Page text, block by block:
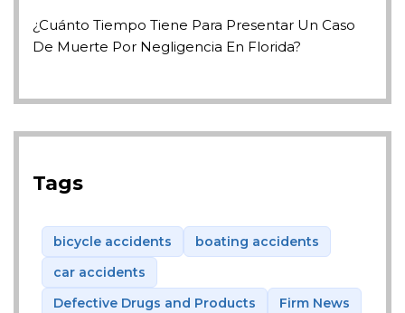
¿Cuánto Tiempo Tiene Para Presentar Un Caso
De Muerte Por Negligencia En Florida?
Tags
bicycle accidents
boating accidents
car accidents
Defective Drugs and Products
Firm News